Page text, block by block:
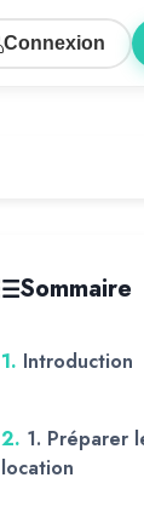
Connexion
Sommaire
1. Introduction
2. 1. Préparer
location